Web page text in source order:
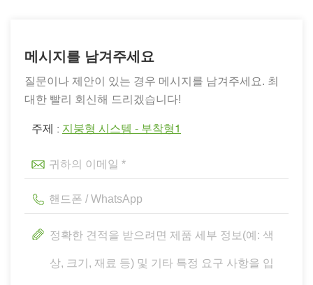
메시지를 남겨주세요
질문이나 제안이 있는 경우 메시지를 남겨주세요. 최
대한 빨리 회신해 드리겠습니다!
주제 : 지붕형 시스템 - 부착형1